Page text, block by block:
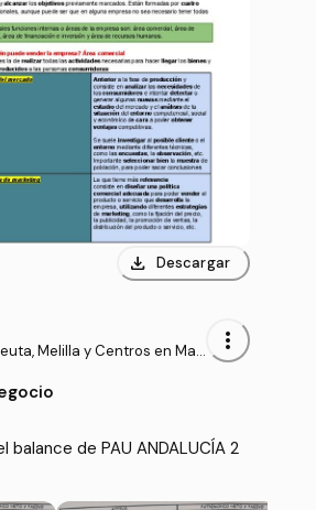
download Descargar
Melilla y Centros en Mar
more_vert
de PAU ANDALUCÍA 2